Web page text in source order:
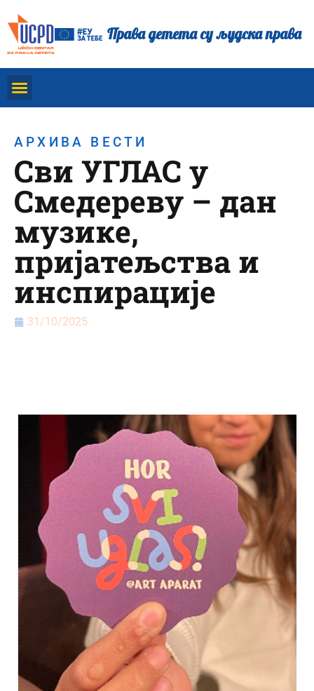
Права детета су људска права
АРХИВА ВЕСТИ
Сви УГЛАС у
Смедереву – дан
музике,
пријатељства и
инспирације
31/10/2025